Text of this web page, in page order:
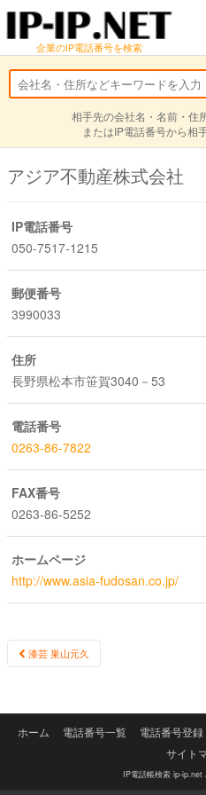
企業のIP電話番号を検索
相手先の会社名・名前・住
またはIP電話番号から相
アジア不動産株式会社
IP電話番号
050-7517-1215
郵便番号
3990033
住所
長野県松本市笹賀3040－53
電話番号
0263-86-7822
FAX番号
0263-86-5252
ホームページ
http://www.asia-fudosan.co.jp/
Post
漆芸 巣山元久
ホーム 電話番号一覧 電話番号登録
サイト
IP電話帳検索 ip-ip.net